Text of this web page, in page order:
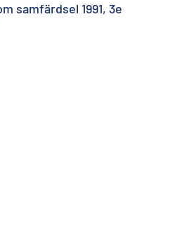
samfärdsel 1991, 3e